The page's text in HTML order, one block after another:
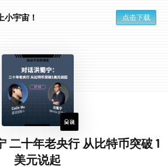
小宇宙！ 点击下载
二十年老央行 从比特币突破 1
美元说起